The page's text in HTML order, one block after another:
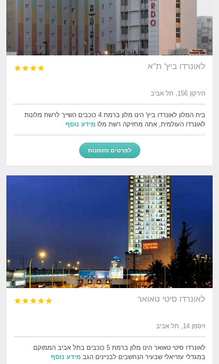
לאונרדו ביץ' ת"א 



הירקון 156, תל אביב
בית המלון לאונרדו ביץ' הינו מלון ברמת 4 כוכבים השייך לרשת מלונות
לאונרדו העולמית, אתה מחזיקה רשת מלומידע נוסף
לפרטים והזמנות
לאונרדו סיטי טאואר 




זיסמן 14, תל אביב
לאונרדו סיטי טאואר הינו מלון ברמת 5 כוכבים בתל אביב הממוקם
במגדלי עזריאלי שבעיר הנחשבים לבניינים הגבמידע נוסף